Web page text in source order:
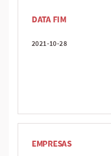
DATA FIM
2021-10-28
EMPRESAS